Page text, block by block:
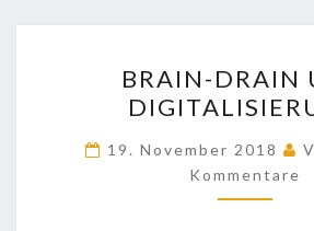
DRAIN
UND
BRAIN-DRAIN
19. November 2018
Kommentare